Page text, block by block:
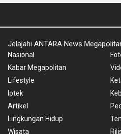
Jelajahi ANTARA News
Nasional
Kabar Megapolitan
Lifestyle
Iptek
Artikel
Lingkungan Hidup
Wisata